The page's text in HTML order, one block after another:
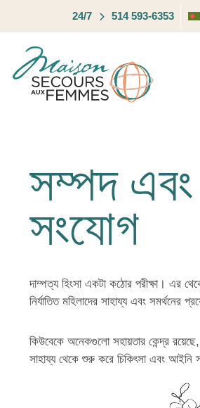
content
24/7 514 593-6353
সম্পদ এবং
সংযোগ
দাম্পত্য হিংসা একটা কঠোর পরীক্ষা। এর
নির্যাতিত মহিলাদের সাহায্য এবং সমর্থনের
কিউবেকে অনেকগুলো সহায়তার কেন্দ্র রয়েছে,
সাহায্য থেকে শুরু করে চিকিৎসা এবং আইনি